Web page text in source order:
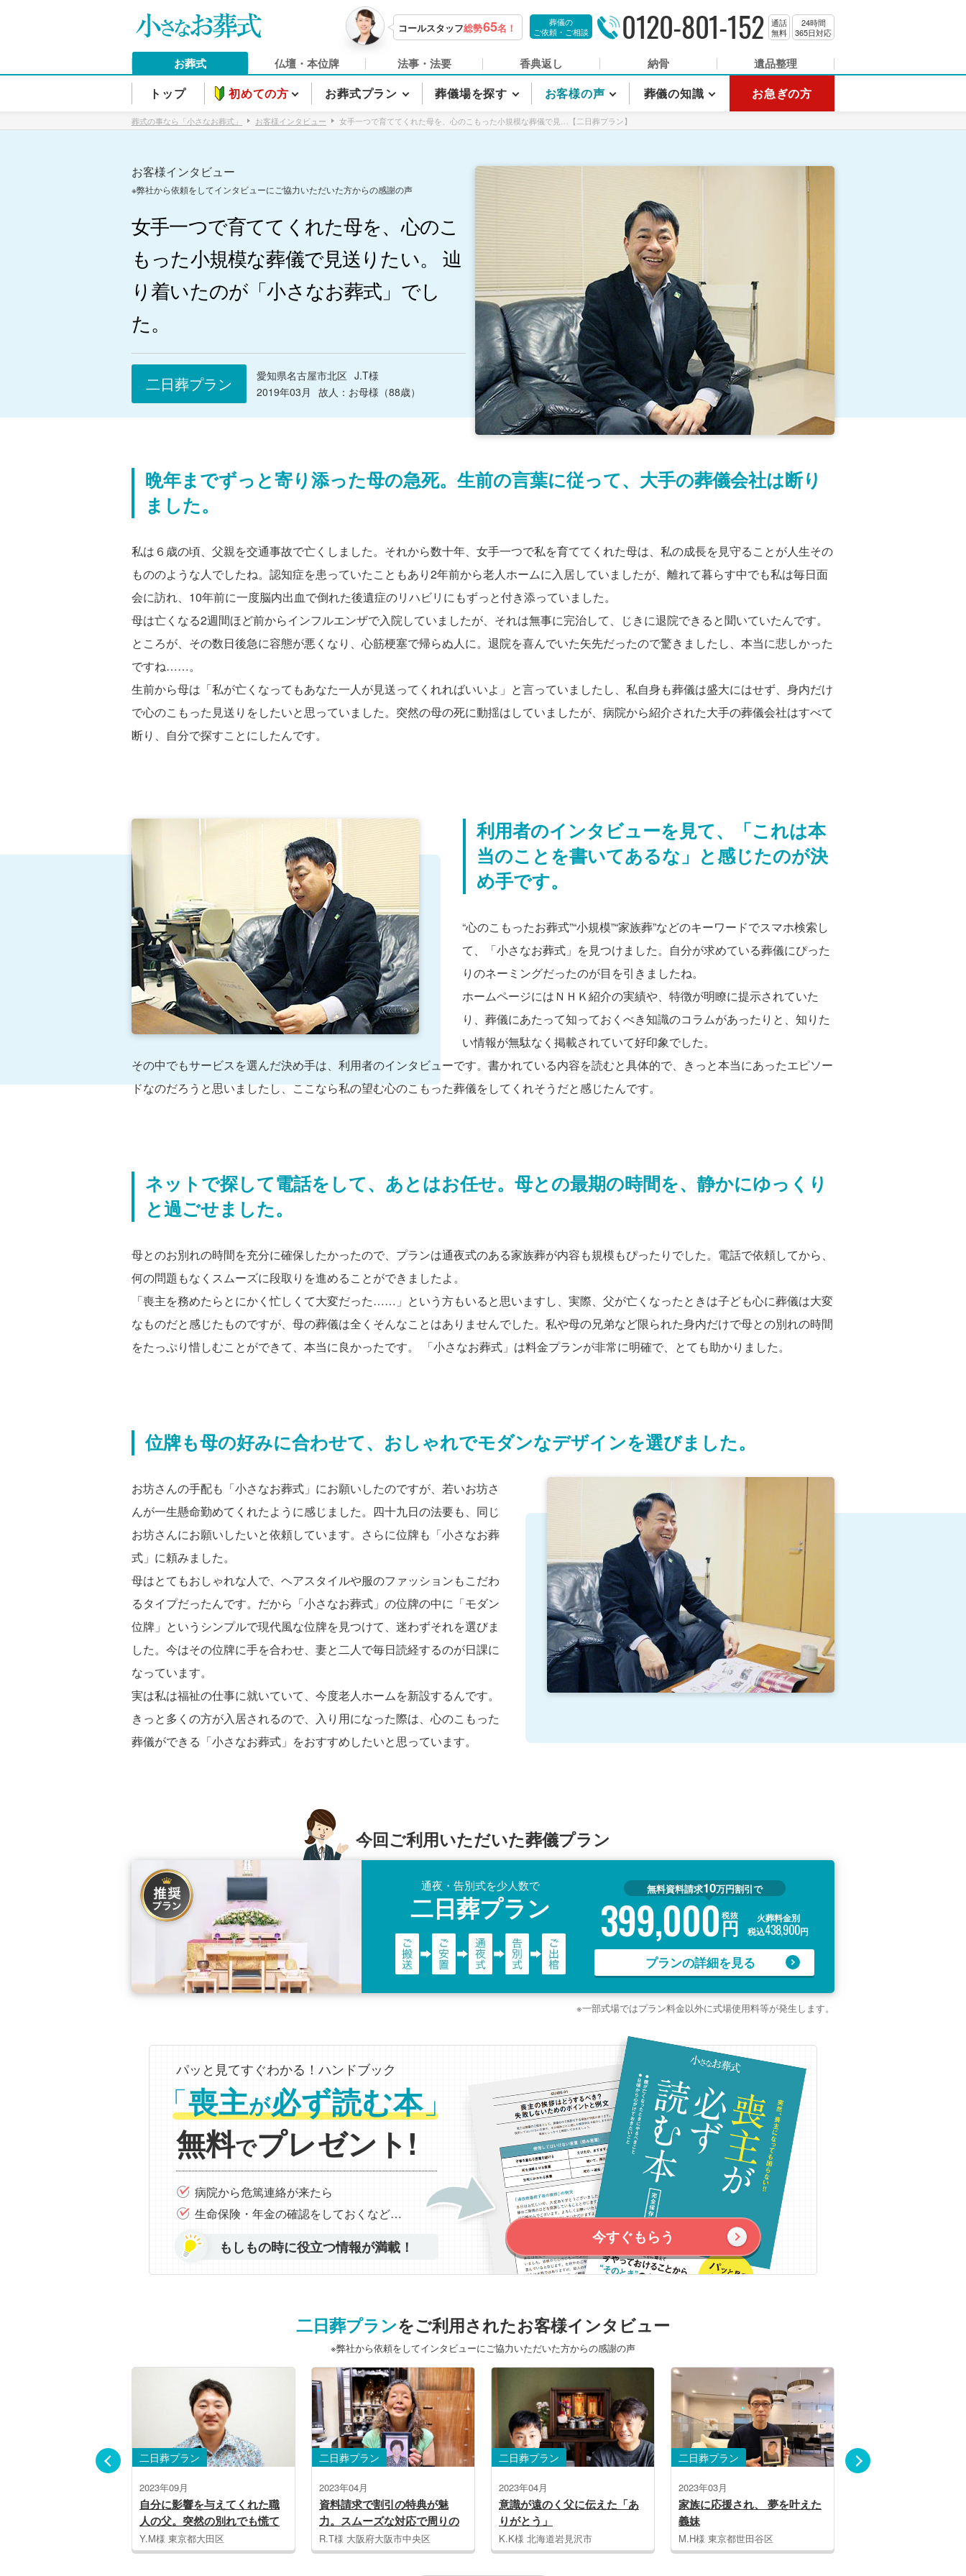
コールスタッフ総勢65名！
葬儀の
ご依頼・ご相談
0120-801-152
通話
無料
24時間
365日対応
お葬式 仏壇・本位牌 法事・法要 香典返し 納骨 遺品整理
トップ 初めての方 お葬式プラン 葬儀場を探す お客様の声 葬儀の知識 お急ぎの方
葬式の事なら「小さなお葬式」 お客様インタビュー 女手一つで育ててくれた母を、心のこもった小規模な葬儀で見…【二日葬プラン】
お客様インタビュー
※弊社から依頼をしてインタビューにご協力いただいた方からの感謝の声
女手一つで育ててくれた母を、心のこ
もった小規模な葬儀で見送りたい。 辿
り着いたのが「小さなお葬式」でし
た。
二日葬プラン 愛知県名古屋市北区 J.T様
2019年03月
故人：お母様（88歳）
晩年までずっと寄り添った母の急死。生前の言葉に従って、大手の葬儀会社は断り
ました。
私は６歳の頃、父親を交通事故で亡くしました。それから数十年、女手一つで私を育ててくれた母は、私の成長を見守ることが人生その
もののような人でしたね。認知症を患っていたこともあり2年前から老人ホームに入居していましたが、離れて暮らす中でも私は毎日面
会に訪れ、10年前に一度脳内出血で倒れた後遺症のリハビリにもずっと付き添っていました。
母は亡くなる2週間ほど前からインフルエンザで入院していましたが、それは無事に完治して、じきに退院できると聞いていたんです。
ところが、その数日後急に容態が悪くなり、心筋梗塞で帰らぬ人に。退院を喜んでいた矢先だったので驚きましたし、本当に悲しかった
ですね……。
生前から母は「私が亡くなってもあなた一人が見送ってくれればいいよ」と言っていましたし、私自身も葬儀は盛大にはせず、身内だけ
で心のこもった見送りをしたいと思っていました。突然の母の死に動揺はしていましたが、病院から紹介された大手の葬儀会社はすべて
断り、自分で探すことにしたんです。
利用者のインタビューを見て、「これは本
当のことを書いてあるな」と感じたのが決
め手です。
“心のこもったお葬式”“小規模”“家族葬”などのキーワードでスマホ検索し
て、「小さなお葬式」を見つけました。自分が求めている葬儀にぴった
りのネーミングだったのが目を引きましたね。
ホームページにはＮＨＫ紹介の実績や、特徴が明瞭に提示されていた
り、葬儀にあたって知っておくべき知識のコラムがあったりと、知りた
い情報が無駄なく掲載されていて好印象でした。
その中でもサービスを選んだ決め手は、利用者のインタビューです。書かれている内容を読むと具体的で、きっと本当にあったエピソー
ドなのだろうと思いましたし、ここなら私の望む心のこもった葬儀をしてくれそうだと感じたんです。
ネットで探して電話をして、あとはお任せ。母との最期の時間を、静かにゆっくり
と過ごせました。
母とのお別れの時間を充分に確保したかったので、プランは通夜式のある家族葬が内容も規模もぴったりでした。電話で依頼してから、
何の問題もなくスムーズに段取りを進めることができましたよ。
「喪主を務めたらとにかく忙しくて大変だった……」という方もいると思いますし、実際、父が亡くなったときは子ども心に葬儀は大変
なものだと感じたものですが、母の葬儀は全くそんなことはありませんでした。私や母の兄弟など限られた身内だけで母との別れの時間
をたっぷり惜しむことができて、本当に良かったです。 「小さなお葬式」は料金プランが非常に明確で、とても助かりました。
位牌も母の好みに合わせて、おしゃれでモダンなデザインを選びました。
お坊さんの手配も「小さなお葬式」にお願いしたのですが、若いお坊さ
んが一生懸命勤めてくれたように感じました。四十九日の法要も、同じ
お坊さんにお願いしたいと依頼しています。さらに位牌も「小さなお葬
式」に頼みました。
母はとてもおしゃれな人で、ヘアスタイルや服のファッションもこだわ
るタイプだったんです。だから「小さなお葬式」の位牌の中に「モダン
位牌」というシンプルで現代風な位牌を見つけて、迷わずそれを選びま
した。今はその位牌に手を合わせ、妻と二人で毎日読経するのが日課に
なっています。
実は私は福祉の仕事に就いていて、今度老人ホームを新設するんです。
きっと多くの方が入居されるので、入り用になった際は、心のこもった
葬儀ができる「小さなお葬式」をおすすめしたいと思っています。
今回ご利用いただいた葬儀プラン
通夜・告別式を少人数で
二日葬プラン
無料資料請求10万円割引で
399,000円
税抜
火葬料金別
税込438,900円
プランの詳細を見る
※一部式場ではプラン料金以外に式場使用料等が発生します。
パッと見てすぐわかる！ハンドブック
「喪主が必ず読む本」
無料でプレゼント!
病院から危篤連絡が来たら
生命保険・年金の確認をしておくなど…
もしもの時に役立つ情報が満載！
今すぐもらう
二日葬プランをご利用されたお客様インタビュー
※弊社から依頼をしてインタビューにご協力いただいた方からの感謝の声
二日葬プラン
2023年04月
資料請求で割引の特典が魅
力。スムーズな対応で周りの
人にもおすすめしています
R.T様 大阪府大阪市中央区
二日葬プラン
2023年04月
意識が遠のく父に伝えた「あ
りがとう」
K.K様 北海道岩見沢市
二日葬プラン
2023年03月
家族に応援され、 夢を叶えた
義妹
M.H様 東京都世田谷区
二日葬プラン
2023年01月
辛くても、私たちを気遣い続
Y.K様 福岡県小郡市